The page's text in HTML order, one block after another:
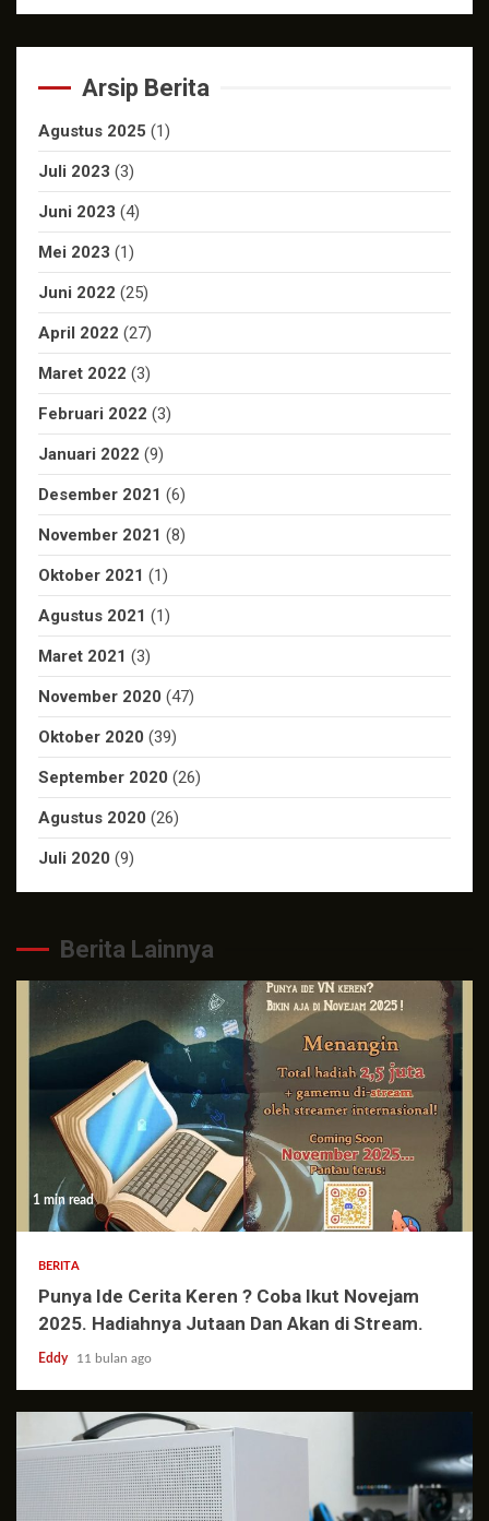
Arsip Berita
Agustus 2025 (1)
Juli 2023 (3)
Juni 2023 (4)
Mei 2023 (1)
Juni 2022 (25)
April 2022 (27)
Maret 2022 (3)
Februari 2022 (3)
Januari 2022 (9)
Desember 2021 (6)
November 2021 (8)
Oktober 2021 (1)
Agustus 2021 (1)
Maret 2021 (3)
November 2020 (47)
Oktober 2020 (39)
September 2020 (26)
Agustus 2020 (26)
Juli 2020 (9)
Berita Lainnya
1 min read
BERITA
Punya Ide Cerita Keren ? Coba Ikut Novejam
2025. Hadiahnya Jutaan Dan Akan di Stream.
Eddy 11 bulan ago